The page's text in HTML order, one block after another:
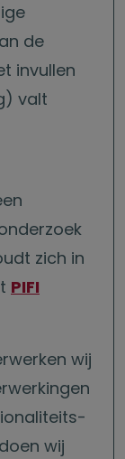
de
invullen
valt
zich in
PIFI
wij
wij